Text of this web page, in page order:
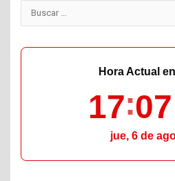
Buscar:
Hora Actual
17 07
jue, 6 de